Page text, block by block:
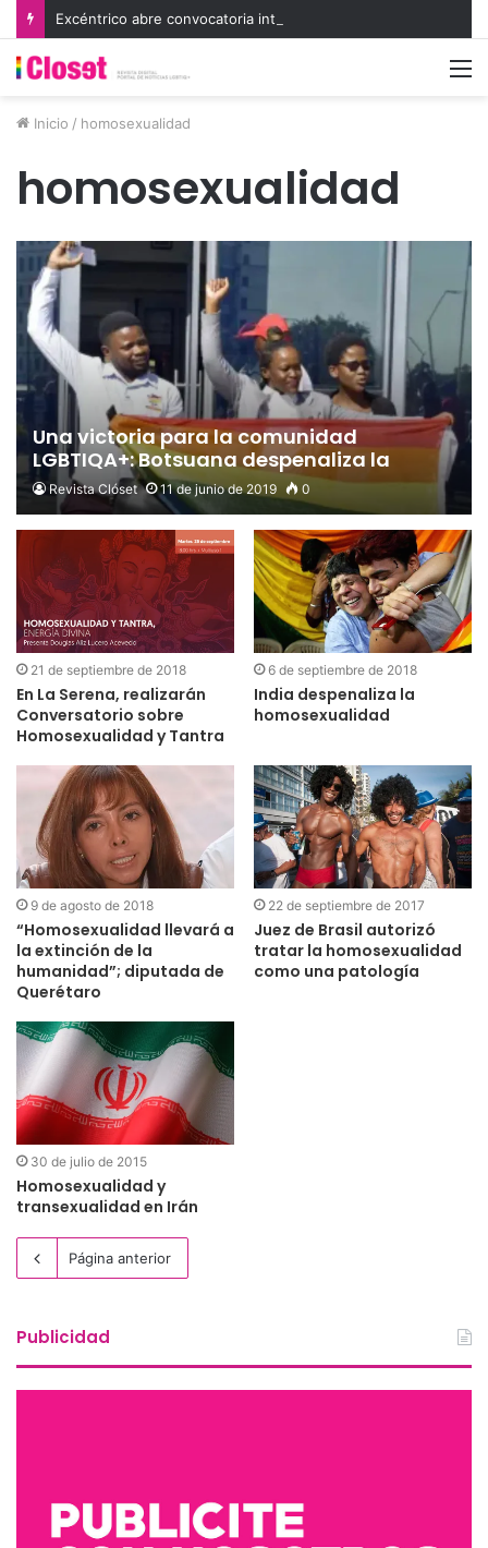
Inicio / homosexualidad
homosexualidad
Una victoria para la comunidad
LGBTIQA+: Botsuana despenaliza la
homosexualidad
Revista Clóset 11 de junio de 2019 0
21 de septiembre de 2018
En La Serena, realizarán
Conversatorio sobre
Homosexualidad y Tantra
6 de septiembre de 2018
India despenaliza la
homosexualidad
9 de agosto de 2018
“Homosexualidad llevará a
la extinción de la
humanidad”; diputada de
Querétaro
22 de septiembre de 2017
Juez de Brasil autorizó
tratar la homosexualidad
como una patología
30 de julio de 2015
Homosexualidad y
transexualidad en Irán
Página anterior
Publicidad